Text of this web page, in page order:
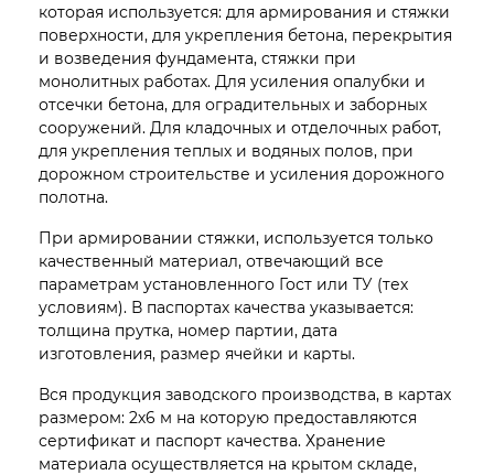
которая используется: для армирования и стяжки
поверхности, для укрепления бетона, перекрытия
и возведения фундамента, стяжки при
монолитных работах. Для усиления опалубки и
отсечки бетона, для оградительных и заборных
сооружений. Для кладочных и отделочных работ,
для укрепления теплых и водяных полов, при
дорожном строительстве и усиления дорожного
полотна.
При армировании стяжки, используется только
качественный материал, отвечающий все
параметрам установленного Гост или ТУ (тех
условиям). В паспортах качества указывается:
толщина прутка, номер партии, дата
изготовления, размер ячейки и карты.
Вся продукция заводского производства, в картах
размером: 2х6 м на которую предоставляются
сертификат и паспорт качества. Хранение
материала осуществляется на крытом складе,